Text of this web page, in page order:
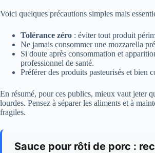
Voici quelques précautions simples mais
Tolérance zéro : éviter tout produit
Ne jamais consommer une mozzarella
Si doute après consommation et
professionnel de santé.
Préférer des produits pasteurisés et bien
En résumé, pour ces publics, mieux vaut jeter
lourdes. Pensez à séparer les aliments et à
fragiles.
Sauce pour rôti de porc :